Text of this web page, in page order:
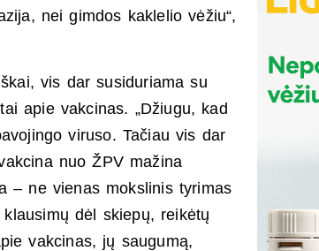
nei gimdos kaklelio vėžiu“,
vis dar susiduriama su
apie vakcinas. „Džiugu, kad
viruso. Tačiau vis dar
nuo ŽPV mažina
– ne vienas mokslinis tyrimas
dėl skiepų, reikėtų
vakcinas, jų saugumą,